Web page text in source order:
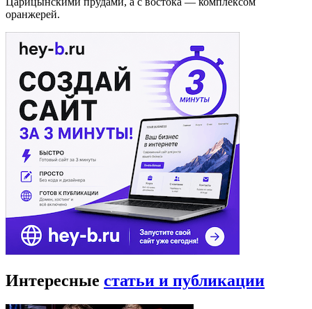
Музей-заповедник «Царицыно»
Царицыно — дворцово-парковый ансамбль на юге Москвы,
построенный по повелению императрицы Екатерины II в
1776 году.
Музей-заповедник «Царицыно», занимающий площадь более
100 гектаров, расположился на холмистой пересеченной
оврагами местности, на месте бывшей усадьбы князей
Кантемиров. Территория ансамбля и парка ограничена
с северо-востока и юга двумя глубокими оврагами, с запада —
Царицынскими прудами, а с востока — комплексом
оранжерей.